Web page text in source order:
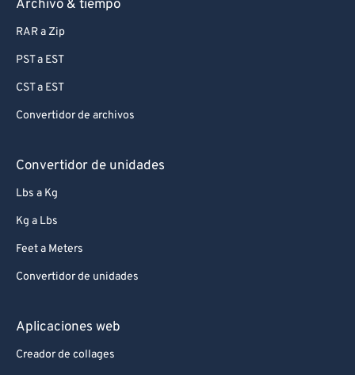
Archivo & tiempo
RAR a Zip
PST a EST
CST a EST
Convertidor de archivos
Convertidor de unidades
Lbs a Kg
Kg a Lbs
Feet a Meters
Convertidor de unidades
Aplicaciones web
Creador de collages